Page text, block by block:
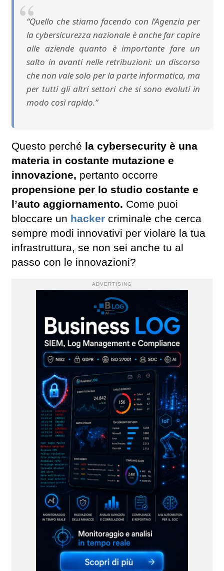
“Quello che stiamo facendo con l’Agenzia per
la cybersicurezza nazionale è anche far capire
alle aziende quanto è importante fare un
salto in avanti nelle retribuzioni: un discorso
che non vale solo per la parte informatica, ma
per tutti gli altri settori che si sono evoluti in
modo così rapido.”
Questo perché la cybersecurity è una
materia in costante mutazione e
innovazione, pertanto occorre
propensione per lo studio costante e
l’auto aggiornamento. Come puoi
bloccare un hacker criminale che cerca
sempre modi innovativi per violare la tua
infrastruttura, se non sei anche tu al
passo con le innovazioni?
ADVERTISING